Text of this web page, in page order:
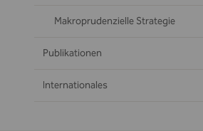
Makroprudenzielle Strategie
Publikationen
Internationales